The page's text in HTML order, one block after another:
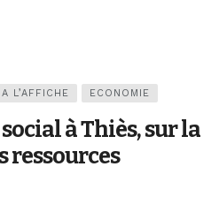
A L’AFFICHE ECONOMIE
à Thiès, sur la
ressources